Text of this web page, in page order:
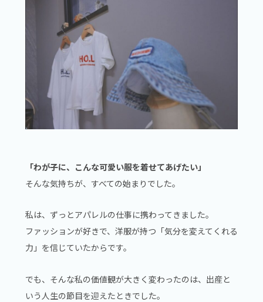
「わが子に、こんな可愛い服を着せてあげたい」
そんな気持ちが、すべての始まりでした。
私は、ずっとアパレルの仕事に携わってきました。
ファッションが好きで、洋服が持つ「気分を変えてくれる
力」を信じていたからです。
でも、そんな私の価値観が大きく変わったのは、出産と
いう人生の節目を迎えたときでした。